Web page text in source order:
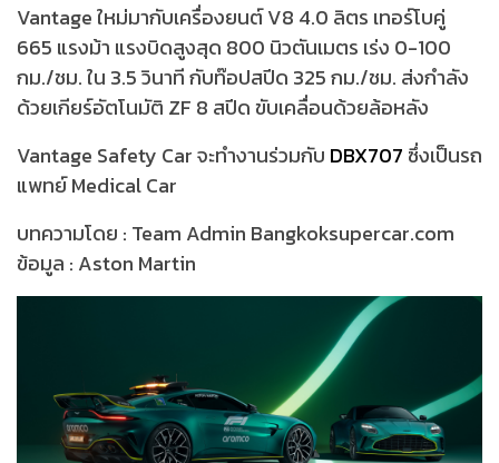
Vantage ใหม่มากับเครื่องยนต์ V8 4.0 ลิตร เทอร์โบคู่
665 แรงม้า แรงบิดสูงสุด 800 นิวตันเมตร เร่ง 0-100
กม./ชม. ใน 3.5 วินาที กับท๊อปสปีด 325 กม./ชม. ส่งกำลัง
ด้วยเกียร์อัตโนมัติ ZF 8 สปีด ขับเคลื่อนด้วยล้อหลัง
Vantage Safety Car จะทำงานร่วมกับ DBX707 ซึ่งเป็นรถ
แพทย์ Medical Car
บทความโดย : Team Admin Bangkoksupercar.com
ข้อมูล : Aston Martin